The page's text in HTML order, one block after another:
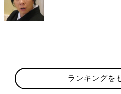
ランキングを